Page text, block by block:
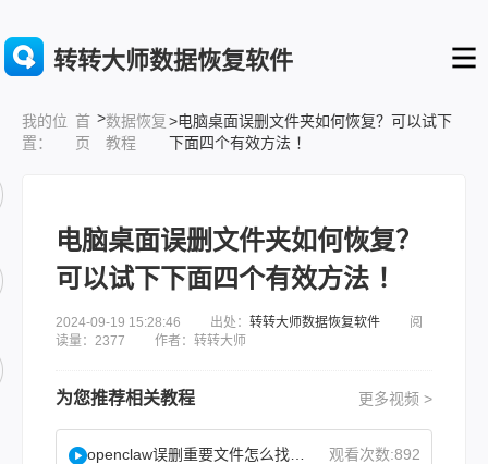
转转大师数据恢复软件
我的位
置：
首
页
>数据恢复
教程
>电脑桌面误删文件夹如何恢复？可以试下
下面四个有效方法 ！
电脑桌面误删文件夹如何恢复？
可以试下下面四个有效方法 ！
2024-09-19 15:28:46 出处： 转转大师数据恢复软件 阅
读量：2377 作者：转转大师
为您推荐相关教程 更多视频 >
观看次数:892